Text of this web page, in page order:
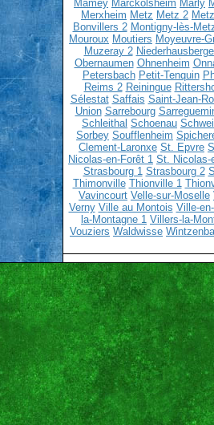
Mamey Marckolsheim Marly
Merxheim Metz Metz 2
Bonvillers 2 Montigny-lès-
Mouroux Moutiers Moyeuvre-
Muzeray 2
Obernaumen Ohnenheim
Petersbach Petit-Tenquin
Reims 2 Reiningue
Sélestat Saffais Saint-Jean-
Union Sarrebourg
Schleithal Schoenau
Sorbey Soufflenheim
Clement-Laronxe St. Epvre
Nicolas-en-Forêt 1 St. Nicolas-
Strasbourg 1 Strasbourg 2
Thimonville Thionville 1
Vavincourt Velle-sur-Moselle
Verny Ville au Montois Ville-
la-Montagne 1 Villers-la-
Vouziers Waldwisse